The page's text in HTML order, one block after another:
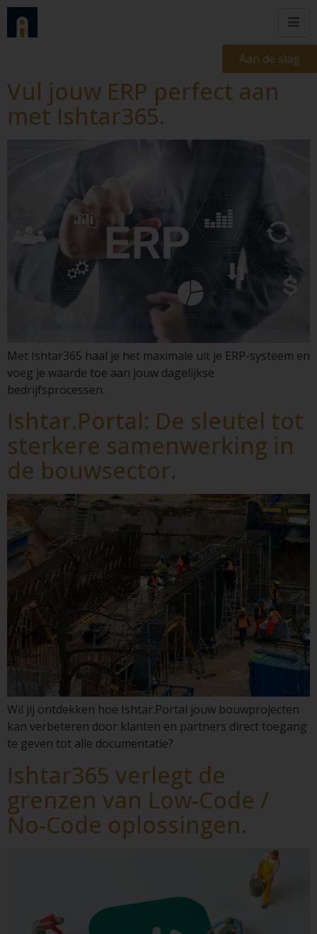
Aan de slag
Vul jouw ERP perfect aan
met Ishtar365.
Met Ishtar365 haal je het maximale uit je ERP-systeem en
voeg je waarde toe aan jouw dagelijkse
bedrijfsprocessen.
Ishtar.Portal: De sleutel tot
sterkere samenwerking in
de bouwsector.
Wil jij ontdekken hoe Ishtar.Portal jouw bouwprojecten
kan verbeteren door klanten en partners direct toegang
te geven tot alle documentatie?
Ishtar365 verlegt de
grenzen van Low-Code /
No-Code oplossingen.